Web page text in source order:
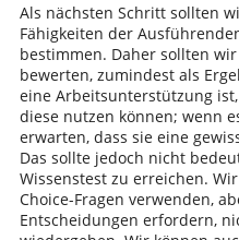
Als nächsten Schritt sollten
Fähigkeiten der
bestimmen. Daher sollten
bewerten, zumindest als
eine Arbeitsunterstützung
diese nutzen können; wenn
erwarten, dass sie eine
Das sollte jedoch nicht
Wissenstest zu erreichen.
Choice-Fragen verwenden,
Entscheidungen erfordern,